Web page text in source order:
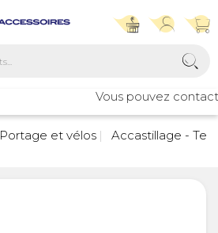
Vous pouvez
Portage et vélos Accastillage -